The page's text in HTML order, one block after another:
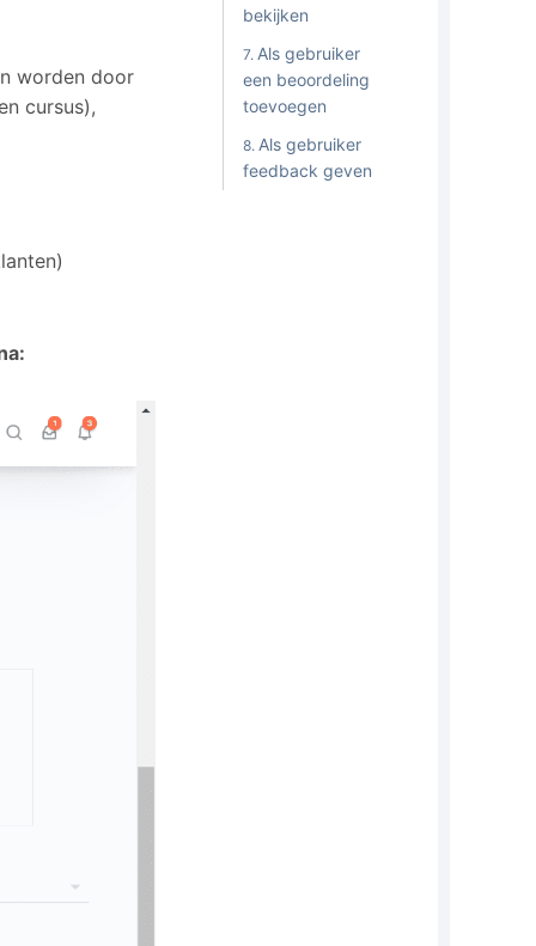
worden door
cursus),
bekijken
Als gebruiker
een beoordeling
toevoegen
Als gebruiker
feedback geven